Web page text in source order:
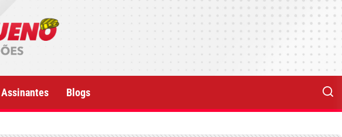
Assinantes Blogs